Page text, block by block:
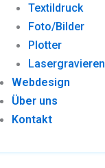
Textildruck
Foto/Bilder
Plotter
Lasergravieren
Webdesign
Über uns
Kontakt